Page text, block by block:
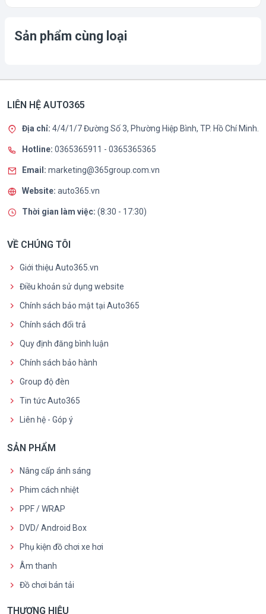
Sản phẩm cùng loại
LIÊN HỆ AUTO365
Địa chỉ: 4/4/1/7 Đường Số 3, Phường Hiệp Bình, TP. Hồ Chí Minh.
Hotline: 0365365911 - 0365365365
Email: marketing@365group.com.vn
Website: auto365.vn
Thời gian làm việc: (8:30 - 17:30)
VỀ CHÚNG TÔI
Giới thiệu Auto365.vn
Điều khoản sử dụng website
Chính sách bảo mật tại Auto365
Chính sách đổi trả
Quy định đăng bình luận
Chính sách bảo hành
Group độ đèn
Tin tức Auto365
Liên hệ - Góp ý
SẢN PHẨM
Nâng cấp ánh sáng
Phim cách nhiệt
PPF / WRAP
DVD/ Android Box
Phụ kiện đồ chơi xe hơi
Âm thanh
Đồ chơi bán tải
THƯƠNG HIỆU